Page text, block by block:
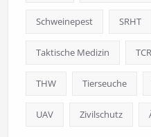
Schweinepest SRHT
Taktische Medizin
THW Tierseuche
UAV Zivilschutz